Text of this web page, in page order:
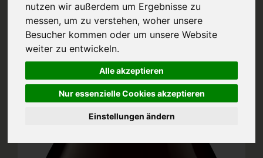
nutzen wir außerdem um Ergebnisse zu
messen, um zu verstehen, woher unsere
Besucher kommen oder um unsere Website
weiter zu entwickeln.
Alle akzeptieren
Nur essenzielle Cookies akzeptieren
Einstellungen ändern